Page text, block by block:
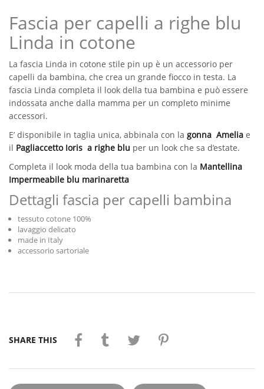
quantità
Fascia per capelli a righe blu
Linda in cotone
La fascia Linda in cotone stile pin up è un accessorio per
capelli da bambina, che crea un grande fiocco in testa. La
fascia Linda completa il look della tua bambina e può essere
indossata anche dalla mamma per un completo minime
accessori.
E’ disponibile in taglia unica, abbinala con la gonna Amelia e
il Pagliaccetto Ioris a righe blu per un look che sa d’estate.
Completa il look moda della tua bambina con la Mantellina
Impermeabile blu marinaretta
Dettagli fascia per capelli bambina
tessuto cotone 100%
lavaggio delicato
made in Italy
accessorio sartoriale
SHARE THIS